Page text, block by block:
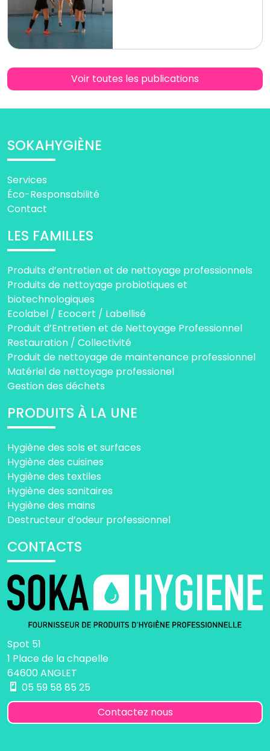
Voir toutes les publications
SOKAHYGIÈNE
Services
Éco-Responsabilité
Contact
LES FAMILLES
Produits d’entretien et de nettoyage professionnels
Produits de nettoyage probiotiques et
biotechnologiques
Ecolabel / Ecocert / Labellisé
Produit d’Entretien et de Nettoyage Professionnel
Restauration / Collectivité
Produit de nettoyage de maintenance professionnel
Matériel de nettoyage professionel
Gestion des déchets
PRODUITS À LA UNE
Hygiène des sols et surfaces
Hygiène des cuisines
Hygiène des textiles
Hygiène des sanitaires
Hygiène des mains
Destructeur d’odeur professionnel
CONTACTS
Spot 51
1 Place de la chapelle
64600 ANGLET
05 59 58 85 25
Contactez nous